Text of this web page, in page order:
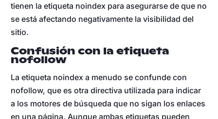
tienen la etiqueta noindex para asegurarse de que no
se está afectando negativamente la visibilidad del
sitio.
Confusión con la etiqueta
nofollow
La etiqueta noindex a menudo se confunde con
nofollow, que es otra directiva utilizada para indicar
a los motores de búsqueda que no sigan los enlaces
en una página. Aunque ambas etiquetas pueden